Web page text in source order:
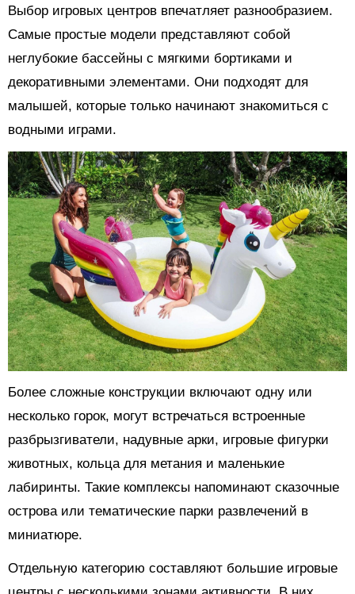
Выбор игровых центров впечатляет разнообразием.
Самые простые модели представляют собой
неглубокие бассейны с мягкими бортиками и
декоративными элементами. Они подходят для
малышей, которые только начинают знакомиться с
водными играми.
Более сложные конструкции включают одну или
несколько горок, могут встречаться встроенные
разбрызгиватели, надувные арки, игровые фигурки
животных, кольца для метания и маленькие
лабиринты. Такие комплексы напоминают сказочные
острова или тематические парки развлечений в
миниатюре.
Отдельную категорию составляют большие игровые